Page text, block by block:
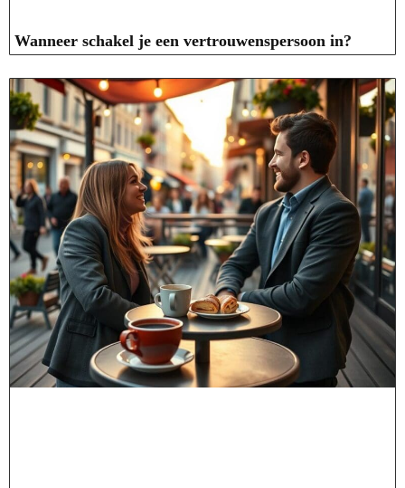
Wanneer schakel je een vertrouwenspersoon in?